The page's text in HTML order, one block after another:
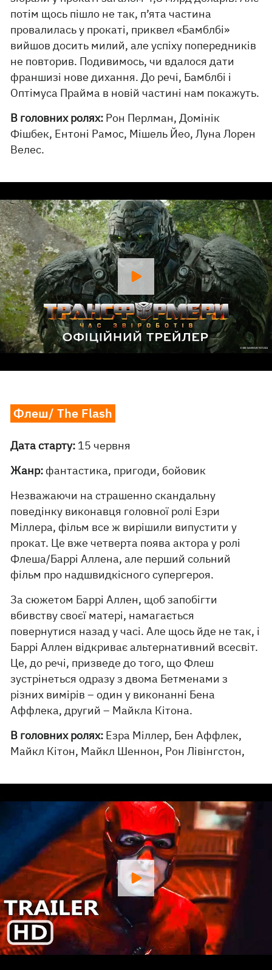
потім щось пішло не так, п’ята частина
провалилась у прокаті, приквел «Бамблбі»
вийшов досить милий, але успіху попередників
не повторив. Подивимось, чи вдалося дати
франшизі нове дихання. До речі, Бамблбі і
Оптімуса Прайма в новій частині нам покажуть.
В головних ролях: Рон Перлман, Домінік
Фішбек, Ентоні Рамос, Мішель Йео, Луна Лорен
Велес.
Флеш/ The Flash
Дата старту: 15 червня
Жанр: фантастика, пригоди, бойовик
Незважаючи на страшенно скандальну
поведінку виконавця головної ролі Езри
Міллера, фільм все ж вирішили випустити у
прокат. Це вже четверта поява актора у ролі
Флеша/Баррі Аллена, але перший сольний
фільм про надшвидкісного супергероя.
За сюжетом Баррі Аллен, щоб запобігти
вбивству своєї матері, намагається
повернутися назад у часі. Але щось йде не так, і
Баррі Аллен відкриває альтернативний всесвіт.
Це, до речі, призведе до того, що Флеш
зустрінеться одразу з двома Бетменами з
різних вимірів – один у виконанні Бена
Аффлека, другий – Майкла Кітона.
В головних ролях: Езра Міллер, Бен Аффлек,
Майкл Кітон, Майкл Шеннон, Рон Лівінгстон,